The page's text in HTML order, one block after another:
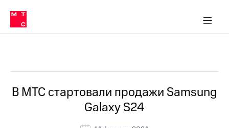
Медиа-центр
и акционерам
Устойчивое развитие
Комплаенс и деловая этика
компании
Карьера
История
в МТС
Пресс-
релизы
В МТС стартовали продажи Samsung
Galaxy S24